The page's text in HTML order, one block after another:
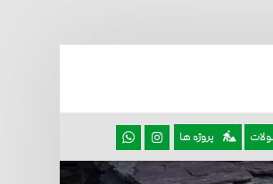
پروژه ها